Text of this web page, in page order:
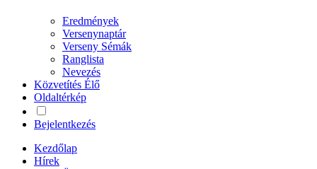
Eredmények
Versenynaptár
Verseny Sémák
Ranglista
Nevezés
Közvetítés Élő
Oldaltérkép
Bejelentkezés
Kezdőlap
Hírek